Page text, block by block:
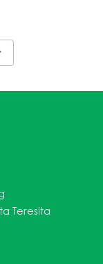
Teresita